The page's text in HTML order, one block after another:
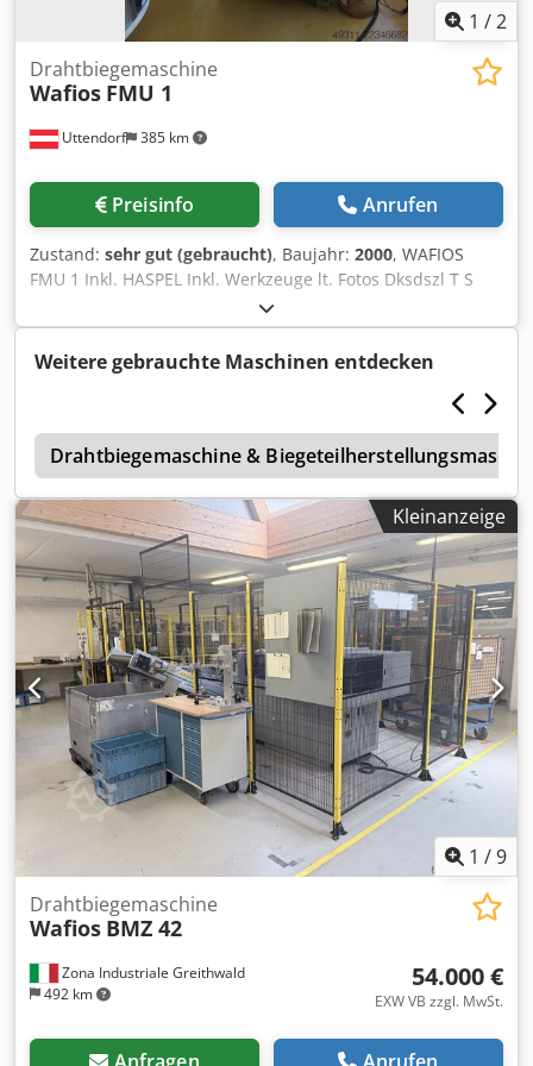
1 /2
Uttendorf 385 km
Drahtbiegemaschine
Wafios FMU 1
Preisinfo Anrufen
Zustand: sehr gut (gebraucht), Baujahr: 2000, WAFIOS
FMU 1 Inkl. HASPEL Inkl. Werkzeuge lt. Fotos Dksdszl T S
Ispfx Aa Hsr MAschine ist unter Strom und kann nach
Absaprache besichtigt werden
Weitere gebrauchte Maschinen entdecken
Drahtbiegemaschine &
Kleinanzeige
1 /9
Zona Industriale Greithwald
492 km
Drahtbiegemaschine
Wafios BMZ 42
54.000 €
EXW VB zzgl. MwSt.
Anfragen Anrufen